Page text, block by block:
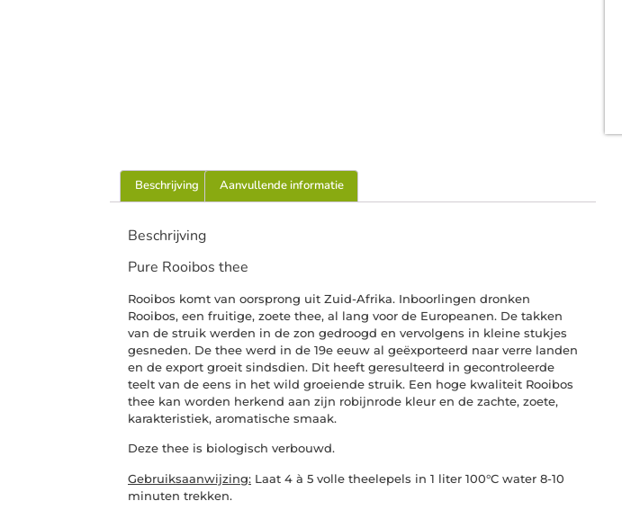
Beschrijving Aanvullende informatie
Beschrijving
Pure Rooibos thee
Rooibos komt van oorsprong uit Zuid-Afrika. Inboorlingen dronken
Rooibos, een fruitige, zoete thee, al lang voor de Europeanen. De takken
van de struik werden in de zon gedroogd en vervolgens in kleine stukjes
gesneden. De thee werd in de 19e eeuw al geëxporteerd naar verre landen
en de export groeit sindsdien. Dit heeft geresulteerd in gecontroleerde
teelt van de eens in het wild groeiende struik. Een hoge kwaliteit Rooibos
thee kan worden herkend aan zijn robijnrode kleur en de zachte, zoete,
karakteristiek, aromatische smaak.
Deze thee is biologisch verbouwd.
Gebruiksaanwijzing: Laat 4 à 5 volle theelepels in 1 liter 100°C water 8-10
minuten trekken.